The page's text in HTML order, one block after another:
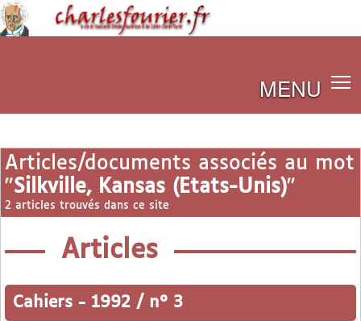
MENU
Articles/documents associés au mot
"Silkville, Kansas (Etats-Unis)"
2 articles trouvés dans ce site
Articles
Cahiers - 1992 / n° 3